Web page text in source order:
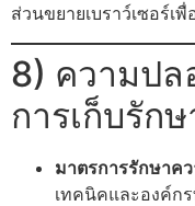
ส่วนขยายเบราว์เซอร์เ
8) ความป
การเก็บรักษ
มาตรการรักษาค
เทคนิคและองค์ก